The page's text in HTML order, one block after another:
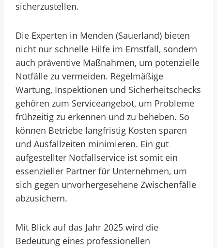
sicherzustellen.
Die Experten in Menden (Sauerland) bieten
nicht nur schnelle Hilfe im Ernstfall, sondern
auch präventive Maßnahmen, um potenzielle
Notfälle zu vermeiden. Regelmäßige
Wartung, Inspektionen und Sicherheitschecks
gehören zum Serviceangebot, um Probleme
frühzeitig zu erkennen und zu beheben. So
können Betriebe langfristig Kosten sparen
und Ausfallzeiten minimieren. Ein gut
aufgestellter Notfallservice ist somit ein
essenzieller Partner für Unternehmen, um
sich gegen unvorhergesehene Zwischenfälle
abzusichern.
Mit Blick auf das Jahr 2025 wird die
Bedeutung eines professionellen